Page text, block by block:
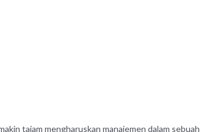
tajam mengharuskan manajemen dalam sebuah